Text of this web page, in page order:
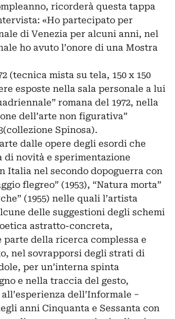
ricorderà questa tappa
«Ho partecipato per
di Venezia per alcuni anni, nel
ho avuto l’onore di una Mostra
(tecnica mista su tela, 150 x 150
esposte nella sala personale a lui
romana del 1972, nella
dell’arte non figurativa”
Spinosa).
dalle opere degli esordi che
di novità e sperimentazione
Italia nel secondo dopoguerra con
flegreo” (1953), “Natura morta”
(1955) nelle quali l’artista
delle suggestioni degli schemi
astratto-concreta,
parte della ricerca complessa e
nel sovrap­porsi degli strati di
per un’interna spinta
e nella traccia del gesto,
dell’Informale −
anni Cinquanta e Sessanta con